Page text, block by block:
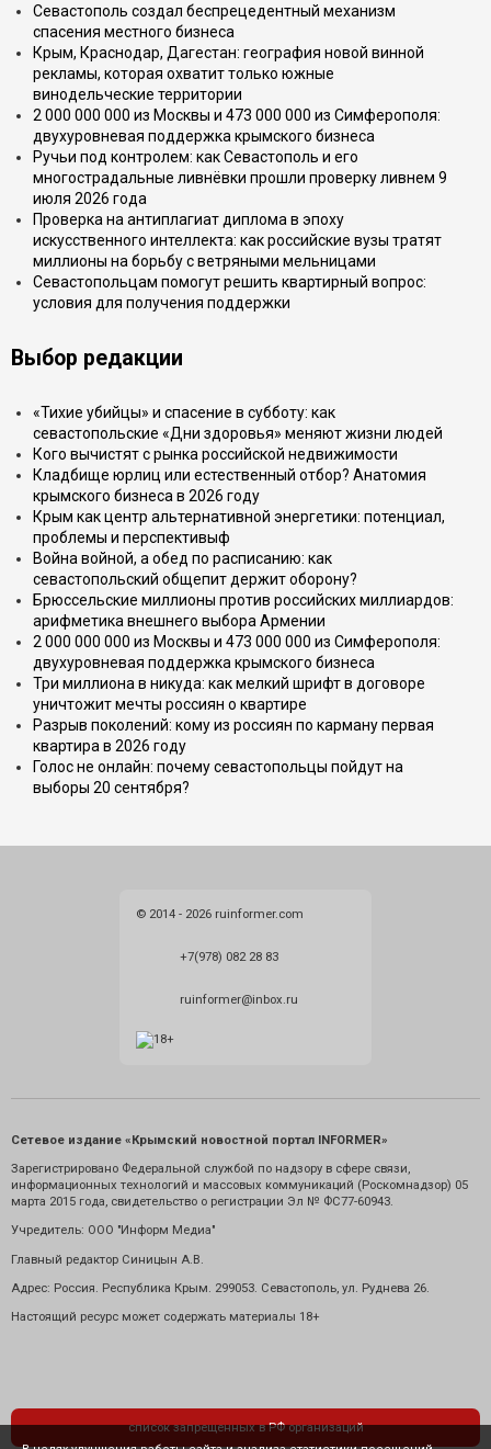
Севастополь создал беспрецедентный механизм
спасения местного бизнеса
Крым, Краснодар, Дагестан: география новой винной
рекламы, которая охватит только южные
винодельческие территории
2 000 000 000 из Москвы и 473 000 000 из Симферополя:
двухуровневая поддержка крымского бизнеса
Ручьи под контролем: как Севастополь и его
многострадальные ливнёвки прошли проверку ливнем 9
июля 2026 года
Проверка на антиплагиат диплома в эпоху
искусственного интеллекта: как российские вузы тратят
миллионы на борьбу с ветряными мельницами
Севастопольцам помогут решить квартирный вопрос:
условия для получения поддержки
Выбор редакции
«Тихие убийцы» и спасение в субботу: как
севастопольские «Дни здоровья» меняют жизни людей
Кого вычистят с рынка российской недвижимости
Кладбище юрлиц или естественный отбор? Анатомия
крымского бизнеса в 2026 году
Крым как центр альтернативной энергетики: потенциал,
проблемы и перспективыф
Война войной, а обед по расписанию: как
севастопольский общепит держит оборону?
Брюссельские миллионы против российских миллиардов:
арифметика внешнего выбора Армении
2 000 000 000 из Москвы и 473 000 000 из Симферополя:
двухуровневая поддержка крымского бизнеса
Три миллиона в никуда: как мелкий шрифт в договоре
уничтожит мечты россиян о квартире
Разрыв поколений: кому из россиян по карману первая
квартира в 2026 году
Голос не онлайн: почему севастопольцы пойдут на
выборы 20 сентября?
© 2014 - 2026 ruinformer.com
+7(978) 082 28 83
ruinformer@inbox.ru
Сетевое издание «Крымский новостной портал INFORMER»
Зарегистрировано Федеральной службой по надзору в сфере связи,
информационных технологий и массовых коммуникаций (Роскомнадзор) 05
марта 2015 года, свидетельство о регистрации Эл № ФС77-60943.
Учредитель: ООО "Информ Медиа"
Главный редактор Синицын А.В.
Адрес: Россия. Республика Крым. 299053. Севастополь, ул. Руднева 26.
Настоящий ресурс может содержать материалы 18+
список запрещенных в РФ организаций